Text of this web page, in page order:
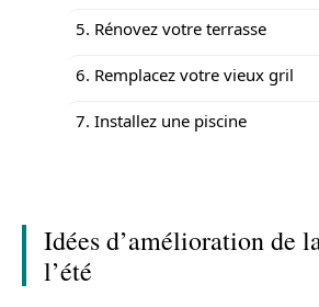
5. Rénovez votre terrasse
6. Remplacez votre vieux gril
7. Installez une piscine
Idées d’amélioration de
l’été